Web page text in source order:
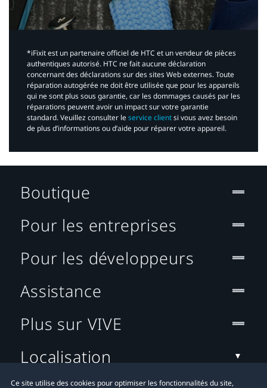
*iFixit est un partenaire officiel de HTC et un vendeur de pièces
authentiques autorisé. HTC ne fait aucune déclaration
concernant des déclarations sur des sites Web externes. Toute
réparation autogérée ne doit être utilisée que pour les appareils
qui ne sont plus sous garantie, car les dommages causés par les
réparations peuvent avoir un impact sur votre garantie
standard. Veuillez consulter leservice clientsi vous avez besoin
de plus d’informations ou d’aide pour réparer votre appareil.​
Ce site utilise des cookies pour optimiser les fonctionnalités du site,
Boutique
Pour les entreprises
Pour les développeurs
Assistance
Plus sur VIVE
Localisation